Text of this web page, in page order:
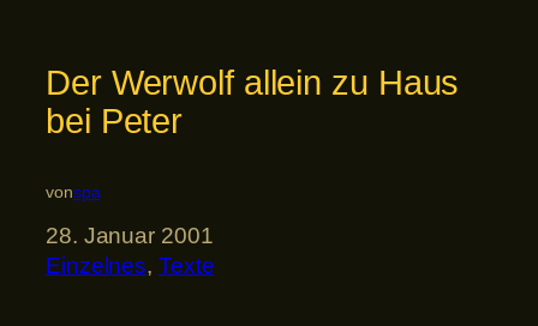
Der Werwolf allein zu Haus
bei Peter
vonspa
28. Januar 2001
Einzelnes, Texte